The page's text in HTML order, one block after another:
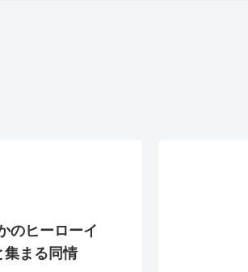
7話予告】水10ドラマ『ラムネモンキー
… 他
気で潰しにきてる」滝沢秀明の新オーデ
のヒーローイ
まる同情